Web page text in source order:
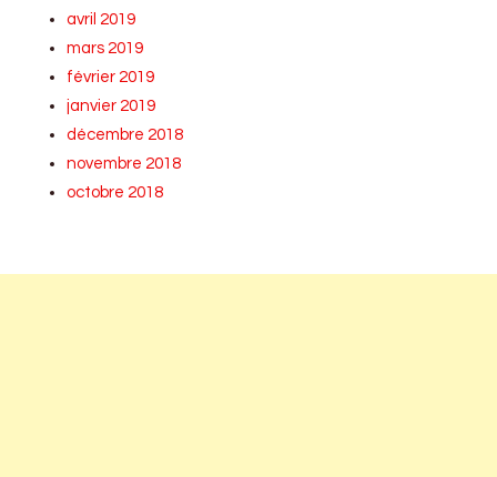
avril 2019
mars 2019
février 2019
janvier 2019
décembre 2018
novembre 2018
octobre 2018